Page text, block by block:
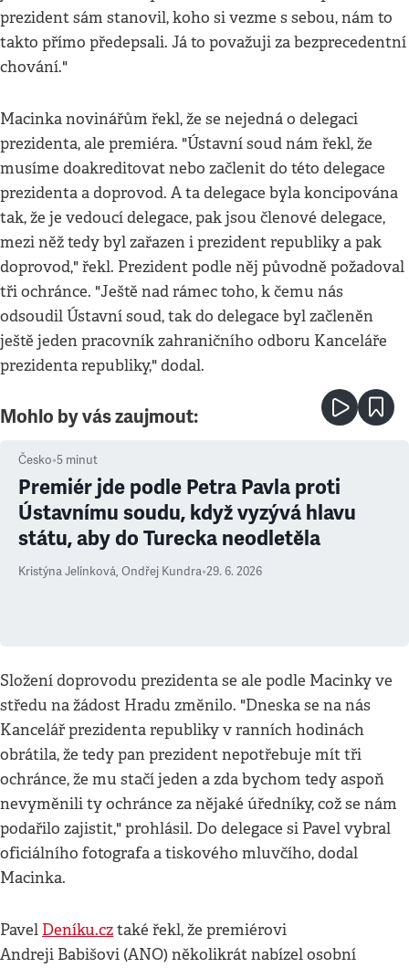
prezident sám stanovil, koho si vezme s sebou, nám to
takto přímo předepsali. Já to považuji za bezprecedentní
chování."
Macinka novinářům řekl, že se nejedná o delegaci
prezidenta, ale premiéra. "Ústavní soud nám řekl, že
musíme doakreditovat nebo začlenit do této delegace
prezidenta a doprovod. A ta delegace byla koncipována
tak, že je vedoucí delegace, pak jsou členové delegace,
mezi něž tedy byl zařazen i prezident republiky a pak
doprovod," řekl. Prezident podle něj původně požadoval
tři ochránce. "Ještě nad rámec toho, k čemu nás
odsoudil Ústavní soud, tak do delegace byl začleněn
ještě jeden pracovník zahraničního odboru Kanceláře
prezidenta republiky," dodal.
Mohlo by vás zaujmout:
Česko•5 minut
Premiér jde podle Petra Pavla proti
Ústavnímu soudu, když vyzývá hlavu
státu, aby do Turecka neodletěla
Kristýna Jelínková, Ondřej Kundra•29. 6. 2026
Složení doprovodu prezidenta se ale podle Macinky ve
středu na žádost Hradu změnilo. "Dneska se na nás
Kancelář prezidenta republiky v ranních hodinách
obrátila, že tedy pan prezident nepotřebuje mít tři
ochránce, že mu stačí jeden a zda bychom tedy aspoň
nevyměnili ty ochránce za nějaké úředníky, což se nám
podařilo zajistit," prohlásil. Do delegace si Pavel vybral
oficiálního fotografa a tiskového mluvčího, dodal
Macinka.
Pavel Deníku.cztaké řekl, že premiérovi
Andreji Babišovi (ANO) několikrát nabízel osobní